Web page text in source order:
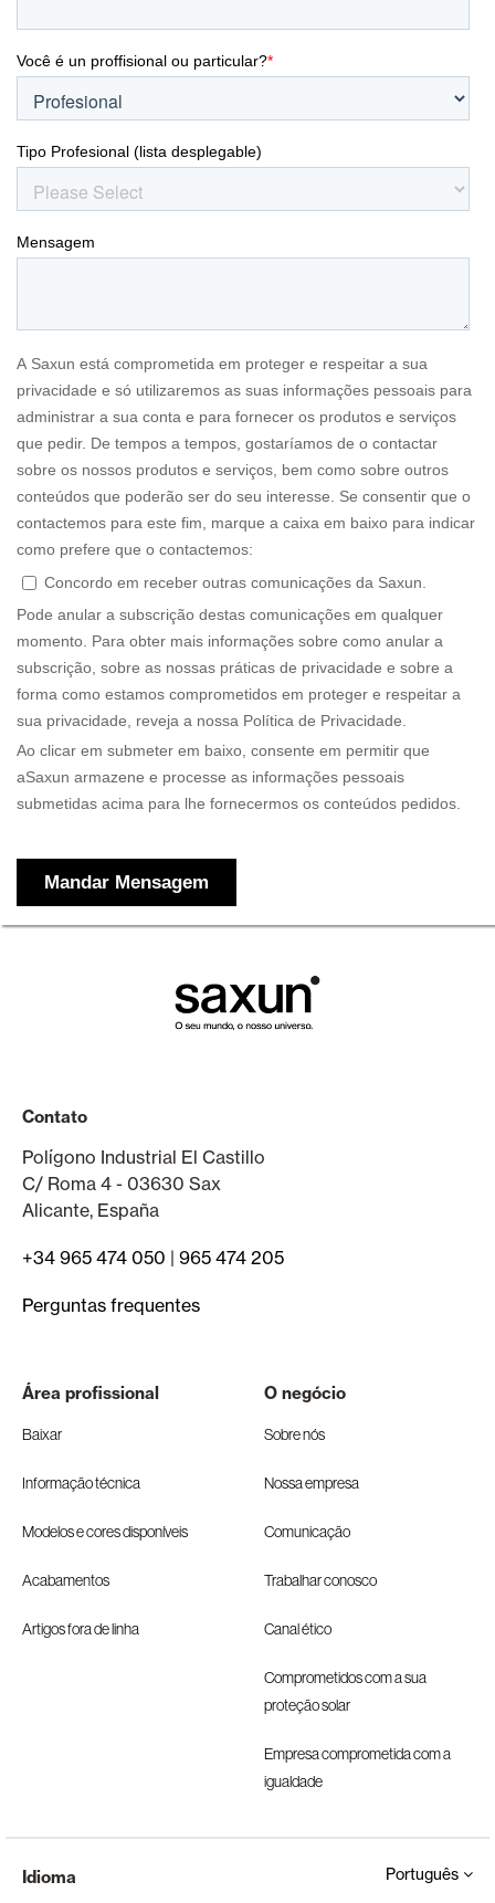
Contato
Polígono Industrial El Castillo
C/ Roma 4 - 03630 Sax
Alicante, España
+34 965 474 050 | 965 474 205
Perguntas frequentes
Área profissional
Baixar
Informação técnica
Modelos e cores disponíveis
Acabamentos
Artigos fora de linha
O negócio
Sobre nós
Nossa empresa
Comunicação
Trabalhar conosco
Canal ético
Comprometidos com a sua
proteção solar
Empresa comprometida com a
igualdade
Idioma Português